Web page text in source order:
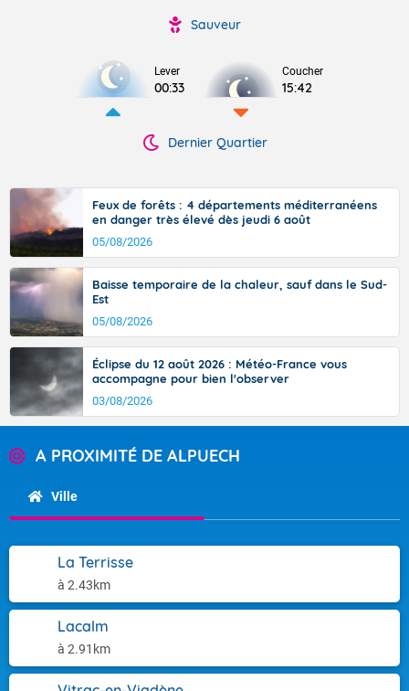
Sauveur
Lever
00:33
Coucher
15:42
Dernier Quartier
Feux de forêts : 4 départements méditerranéens
en danger très élevé dès jeudi 6 août
05/08/2026
Baisse temporaire de la chaleur, sauf dans le Sud-
Est
05/08/2026
Éclipse du 12 août 2026 : Météo-France vous
accompagne pour bien l'observer
03/08/2026
A PROXIMITÉ DE ALPUECH
Ville
La Terrisse
à 2.43km
Lacalm
à 2.91km